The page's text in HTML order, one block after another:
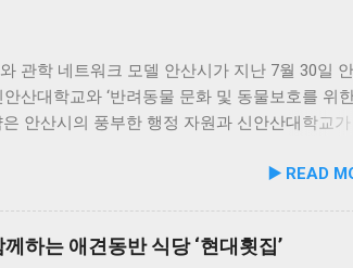
관학 네트워크 모델 안산시가 지난 7월 30일
산대학교와 ‘반려동물 문화 및 동물보호를 위
안산시의 풍부한 행정 자원과 신안산대학교가
. 관학 협력을 통한 올바른 반려문화 정착 및 갈
용 활성화 반려동물 문화교실 및 반려견 행동교
▶️ READ
하는 애견동반 식당 ‘현대횟집’